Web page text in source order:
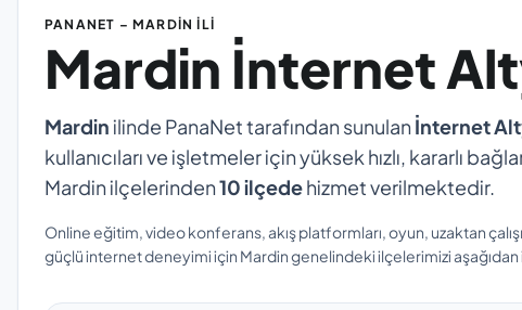
PANANET – MARDIN İLI
Mardin İnternet
Mardin ilinde PanaNet tarafından sunulanİnternet
kullanıcıları ve işletmeler için yüksek hızlı, kararlı
Mardin ilçelerinden10 ilçedehizmet verilmektedir.
Online eğitim, video konferans, akış platformları, oyun, uzaktan
güçlü internet deneyimi için Mardin genelindeki ilçelerimizi